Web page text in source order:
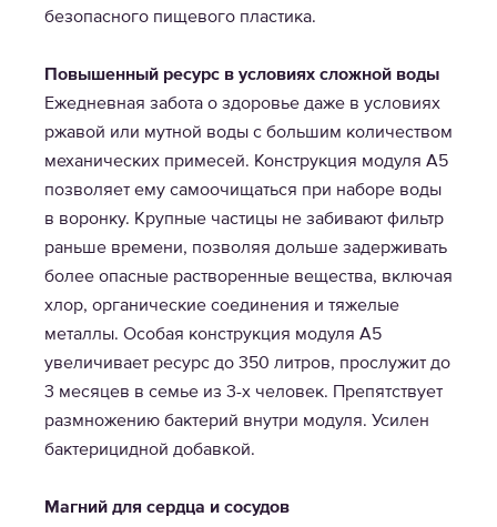
безопасного пищевого пластика.
Повышенный ресурс в условиях сложной воды
Ежедневная забота о здоровье даже в условиях
ржавой или мутной воды с большим количеством
механических примесей. Конструкция модуля A5
позволяет ему самоочищаться при наборе воды
в воронку. Крупные частицы не забивают фильтр
раньше времени, позволяя дольше задерживать
более опасные растворенные вещества, включая
хлор, органические соединения и тяжелые
металлы. Особая конструкция модуля А5
увеличивает ресурс до 350 литров, прослужит до
3 месяцев в семье из 3-х человек. Препятствует
размножению бактерий внутри модуля. Усилен
бактерицидной добавкой.
Магний для сердца и сосудов